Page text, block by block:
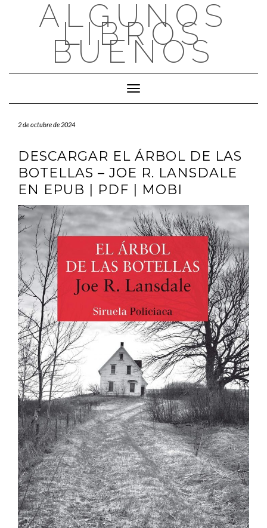
ALGUNOS
LIBROS
BUENOS
Cambiar modo de navegación
2 de octubre de 2024
DESCARGAR EL ÁRBOL DE LAS
BOTELLAS – JOE R. LANSDALE
EN EPUB | PDF | MOBI